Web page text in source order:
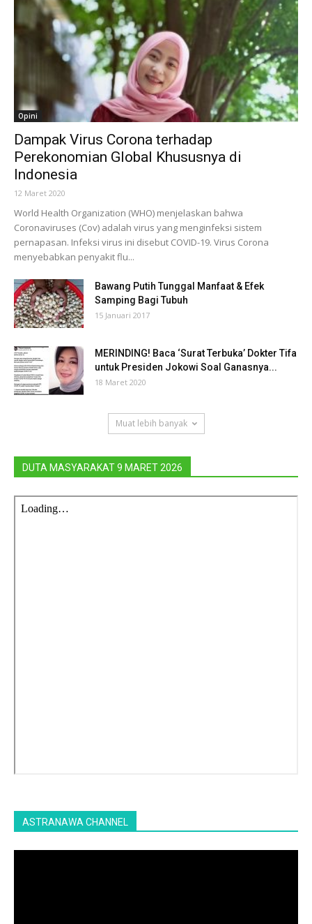
Opini
Dampak Virus Corona terhadap
Perekonomian Global Khususnya di
Indonesia
12 Maret 2020
World Health Organization (WHO) menjelaskan bahwa
Coronaviruses (Cov) adalah virus yang menginfeksi sistem
pernapasan. Infeksi virus ini disebut COVID-19. Virus Corona
menyebabkan penyakit flu...
Bawang Putih Tunggal Manfaat & Efek
Samping Bagi Tubuh
15 Januari 2017
MERINDING! Baca ‘Surat Terbuka’ Dokter Tifa
untuk Presiden Jokowi Soal Ganasnya...
18 Maret 2020
Muat lebih banyak
DUTA MASYARAKAT 9 MARET 2026
ASTRANAWA CHANNEL